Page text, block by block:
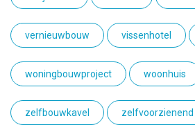
vernieuwbouw vissenhotel
woningbouwproject woonhuis
zelfbouwkavel zelfvoorzienend